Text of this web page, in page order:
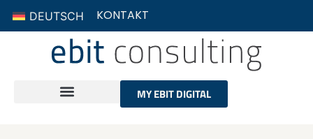
KONTAKT
DEUTSCH
MY EBIT DIGITAL